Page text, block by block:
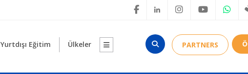
Yurtdışı Eğitim Ülkeler PARTNERS